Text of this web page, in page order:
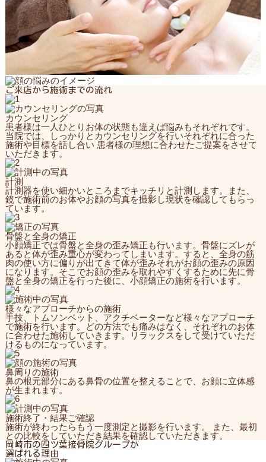
ご来店から施術までの流れ
カウンセリング
患者様は一人ひとりお体の状態も違えば悩みもそれぞれです。
当院では、しっかりとカウンセリングを行いそれぞれに合った
施術や目標を話し合い 患者様の理想に合わせたご提案をさせて
いただきます。
計測
計測器を使い細かいところまでキッチリと計測します。また、
鏡で施術前のお体やお顔の写真を撮影し現状を確認してもらっ
ています。
骨盤と全身の矯正
小顔矯正では骨盤と全身の歪み矯正も行います。骨盤にズレが
あると体が歪み重心が変わってしまいます。すると、全身の筋
肉の使い方に偏りが出てきて体が歪みそれがお顔の歪みの原因
になります。そこでお顔の歪みを取れやすくするために先に骨
盤と全身の矯正を行った後に、小顔矯正の施術を行います。
様々なアプローチからの施術
手技、トムソンベット、アクチベーターなど様々なアプローチ
で施術を行います。どの方法でも痛みはなく、それぞれのお体
に合わせた施術していきます。リラックスをして受けていただ
けるものになっています。
鼻周りの施術
鼻の根元部分にある鼻骨の位置を整えることで、お顔に立体感
が生まれます。
施術終了・結果ご確認
施術が終わったらもう一度測定と撮影を行います。 また、最初
との比較をしていただき結果を確認していただきます。
岡崎市の四ツ葉接骨院グループが
選ばれる理由